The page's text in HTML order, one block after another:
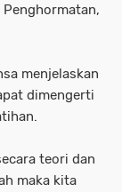
menjelaskan
dimengerti
teori dan
maka kita